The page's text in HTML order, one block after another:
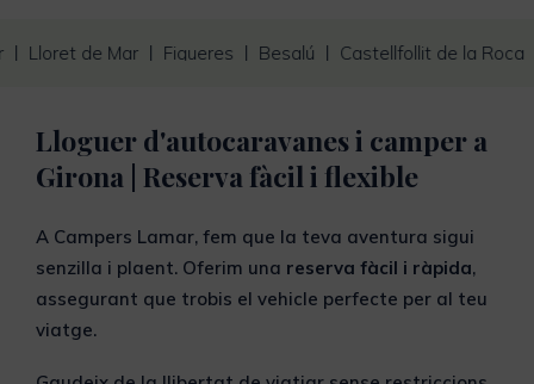
Lloret de Mar Figueres Besalú Castellfollit de la Roca
Lloguer d'autocaravanes i camper a
Girona | Reserva fàcil i flexible
A Campers Lamar, fem que la teva aventura sigui
senzilla i plaent. Oferim una reserva fàcil i ràpida,
assegurant que trobis el vehicle perfecte per al teu
viatge.